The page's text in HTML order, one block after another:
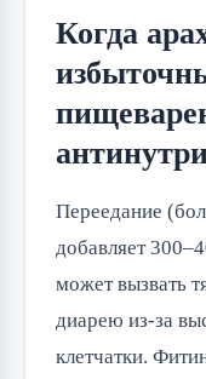
Когда
Переедание
добавляет
может вызвать
диарею из-за
клетчатки.